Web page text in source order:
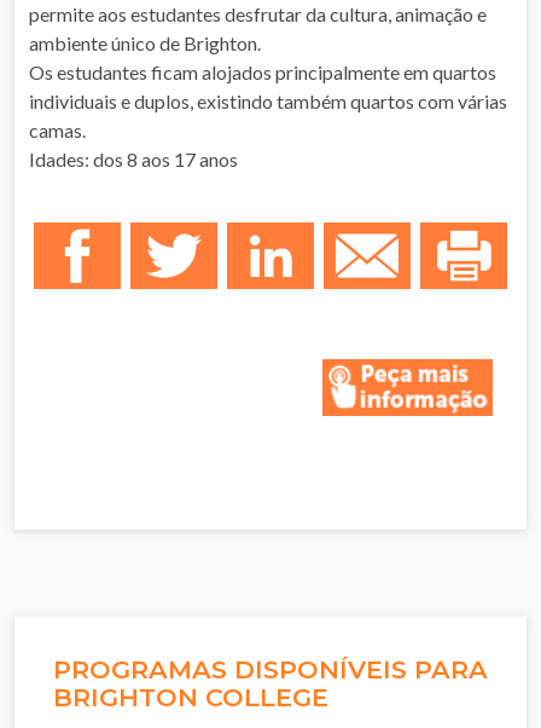
permite aos estudantes desfrutar da cultura, animação e
ambiente único de Brighton.
Os estudantes ficam alojados principalmente em quartos
individuais e duplos, existindo também quartos com várias
camas.
Idades: dos 8 aos 17 anos
PROGRAMAS DISPONÍVEIS PARA
BRIGHTON COLLEGE